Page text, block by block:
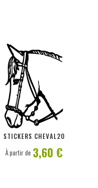
STICKERS CHEVAL20
PERSONNALISER
À partir de 3,60 €